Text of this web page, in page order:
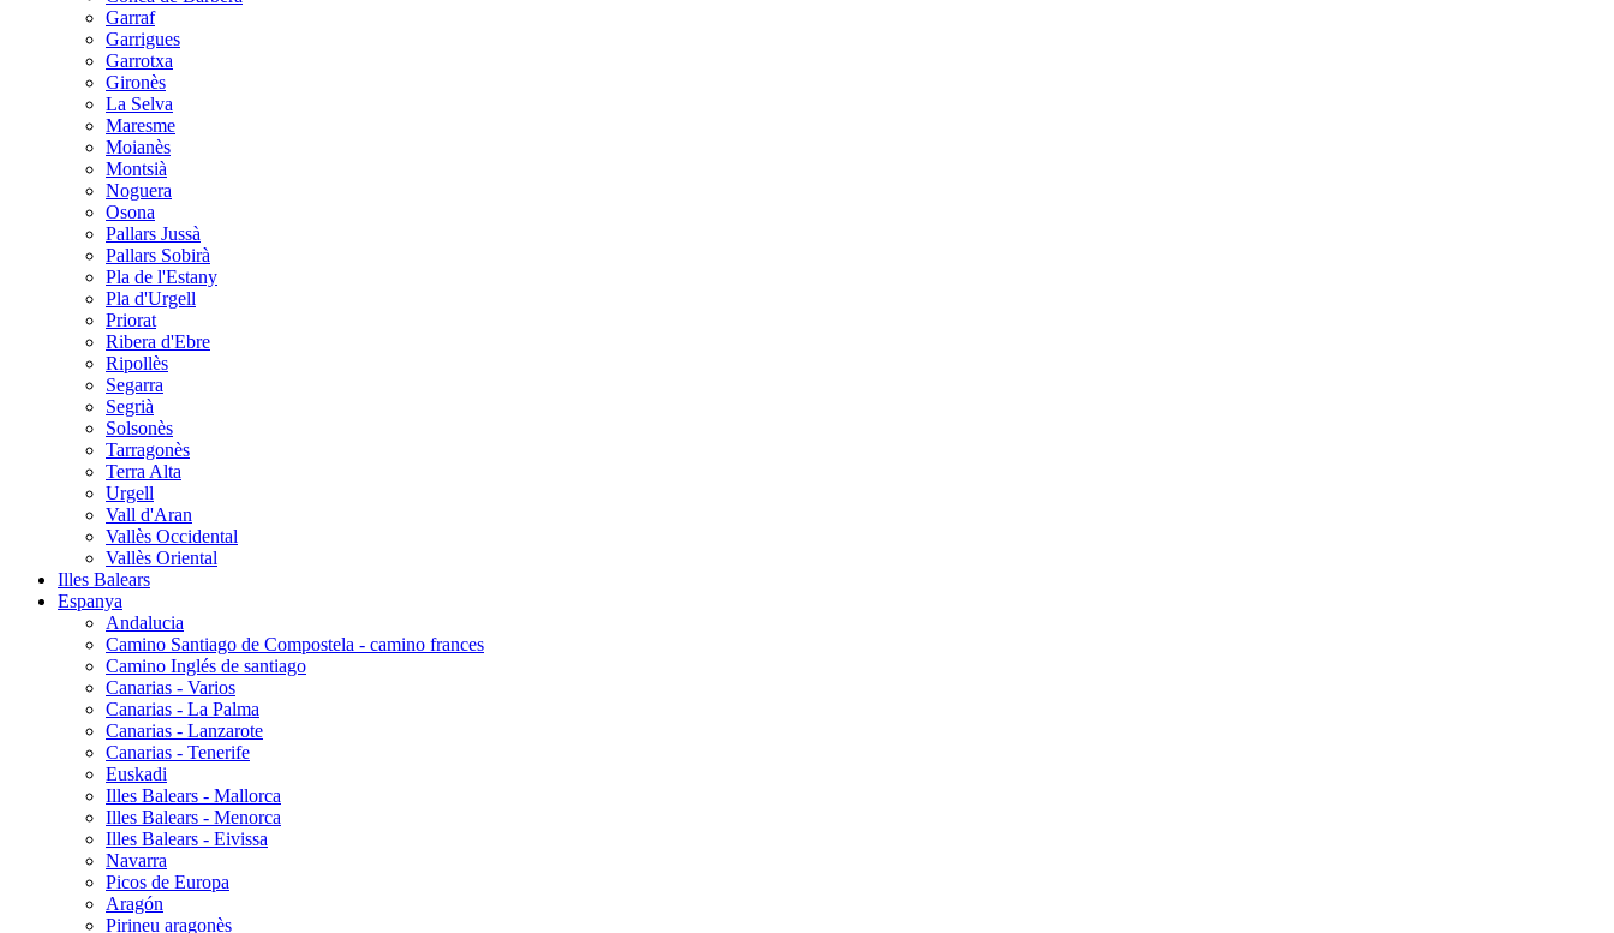
Garraf
Garrigues
Garrotxa
Gironès
La Selva
Maresme
Moianès
Montsià
Noguera
Osona
Pallars Jussà
Pallars Sobirà
Pla de l'Estany
Pla d'Urgell
Priorat
Ribera d'Ebre
Ripollès
Segarra
Segrià
Solsonès
Tarragonès
Terra Alta
Urgell
Vall d'Aran
Vallès Occidental
Vallès Oriental
Illes Balears
Espanya
Andalucia
Camino Santiago de Compostela - camino frances
Camino Inglés de santiago
Canarias - Varios
Canarias - La Palma
Canarias - Lanzarote
Canarias - Tenerife
Euskadi
Illes Balears - Mallorca
Illes Balears - Menorca
Illes Balears - Eivissa
Navarra
Picos de Europa
Aragón
Pirineu aragonès